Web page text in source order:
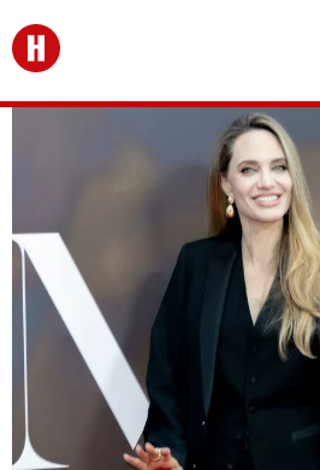
Перейти на главную